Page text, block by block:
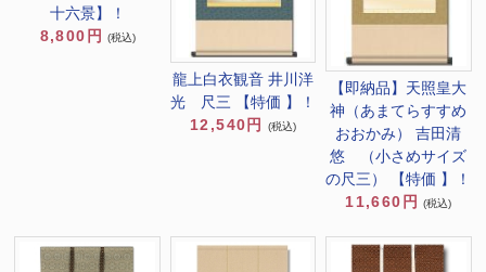
十六景】！
8,800円 (税込)
龍上白衣観音 井川洋
光 尺三 【特価 】！
12,540円
(税込)
【即納品】天照皇大
神（あまてらすすめ
おおかみ） 吉田清
悠 （小さめサイズ
の尺三） 【特価 】！
11,660円
(税込)